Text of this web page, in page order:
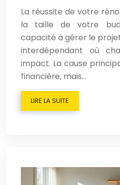
La réussite de votre
la taille de votre
capacité à gérer le
interdépendant où
impact. La cause
financière, mais…
LIRE LA SUITE